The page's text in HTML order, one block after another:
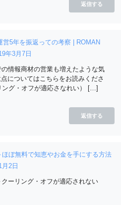
返信する
5年を振返っての考察 | ROMAN
年3月7日
情報商材の営業も増えたような気
についてはこちらをお読みくださ
ング・オフが適応さなれい） […]
返信する
ほぼ無料で知恵やお金を手にする方法
2日
ーリング・オフが適応されない